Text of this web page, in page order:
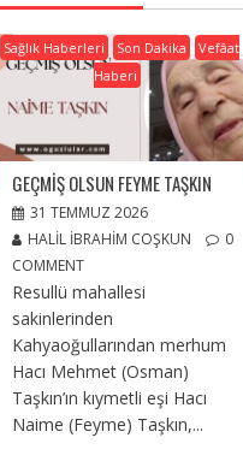
Sağlık Haberleri Son Dakika
Vefâat
Haberi
GEÇMIŞ OLSUN FEYME TAŞKIN
31 TEMMUZ 2026
HALIL İBRAHIM COŞKUN
0
COMMENT
Resullü mahallesi
sakinlerinden
Kahyaoğullarından merhum
Hacı Mehmet (Osman)
Taşkın’ın kıymetli eşi Hacı
Naime (Feyme) Taşkın,...